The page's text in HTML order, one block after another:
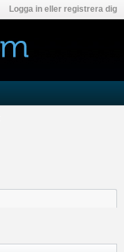
Logga in eller registrera dig